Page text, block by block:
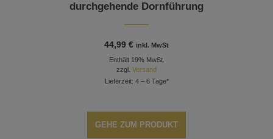
durchgehende Dornführung
44,99€ inkl. MwSt
Enthält 19% MwSt.
zzgl.Versand
Lieferzeit: 4 – 6 Tage*
GEHE ZUM PRODUKT